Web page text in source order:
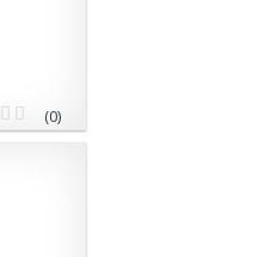
(0)